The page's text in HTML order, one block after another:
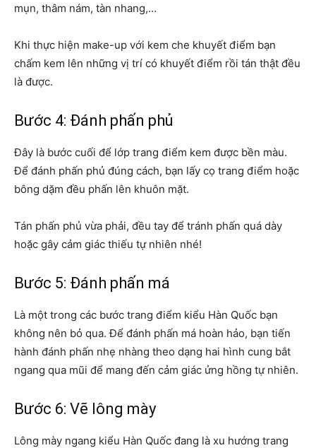
mụn, thâm nám, tàn nhang,…
Khi thực hiện make-up với kem che khuyết điểm bạn
chấm kem lên những vị trí có khuyết điểm rồi tán thật đều
là được.
Bước 4: Đánh phấn phủ
Đây là bước cuối để lớp trang điểm kem được bền màu.
Để đánh phấn phủ đúng cách, bạn lấy cọ trang điểm hoặc
bông dặm đều phấn lên khuôn mặt.
Tán phấn phủ vừa phải, đều tay để tránh phấn quá dày
hoặc gây cảm giác thiếu tự nhiên nhé!
Bước 5: Đánh phấn má
Là một trong các bước trang điểm kiểu Hàn Quốc bạn
không nên bỏ qua. Để đánh phấn má hoàn hảo, bạn tiến
hành đánh phấn nhẹ nhàng theo dạng hai hình cung bắt
ngang qua mũi để mang đến cảm giác ửng hồng tự nhiên.
Bước 6: Vẽ lông mày
Lông mày ngang kiểu Hàn Quốc đang là xu hướng trang